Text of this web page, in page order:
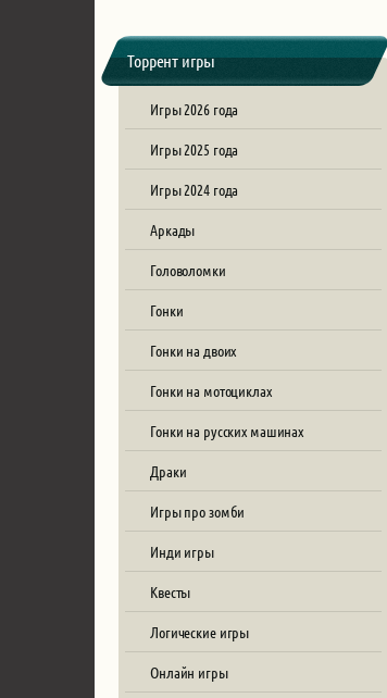
Торрент игры
Игры 2026 года
Игры 2025 года
Игры 2024 года
Аркады
Головоломки
Гонки
Гонки на двоих
Гонки на мотоциклах
Гонки на русских машинах
Драки
Игры про зомби
Инди игры
Квесты
Логические игры
Онлайн игры